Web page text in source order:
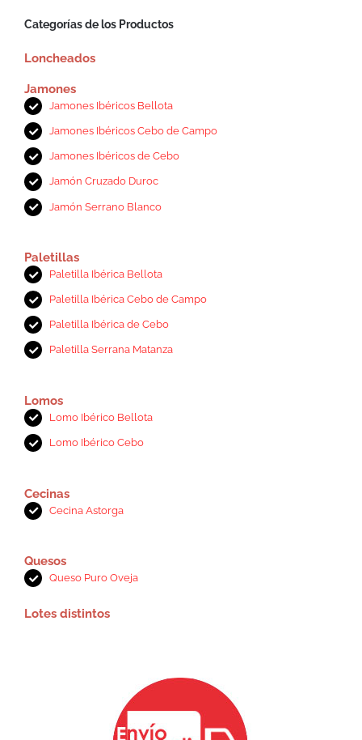
Categorías de los Productos
Loncheados
Jamones
Jamones Ibéricos Bellota
Jamones Ibéricos Cebo de Campo
Jamones Ibéricos de Cebo
Jamón Cruzado Duroc
Jamón Serrano Blanco
Paletillas
Paletilla Ibérica Bellota
Paletilla Ibérica Cebo de Campo
Paletilla Ibérica de Cebo
Paletilla Serrana Matanza
Lomos
Lomo Ibérico Bellota
Lomo Ibérico Cebo
Cecinas
Cecina Astorga
Quesos
Queso Puro Oveja
Lotes distintos